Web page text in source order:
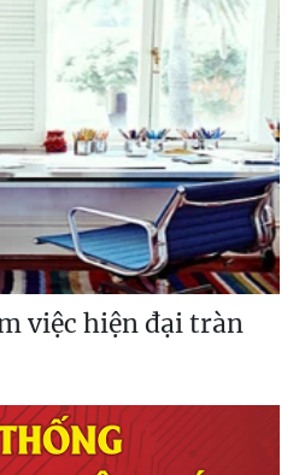
việc hiện đại tràn